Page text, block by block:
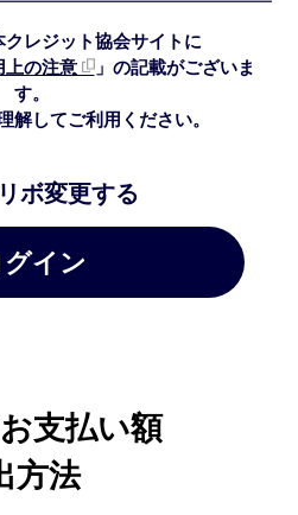
レジット協会サイトに
上の注意」の記載がございま
す。
解してご利用ください。
ボ変更する
グイン
支払い額
方法